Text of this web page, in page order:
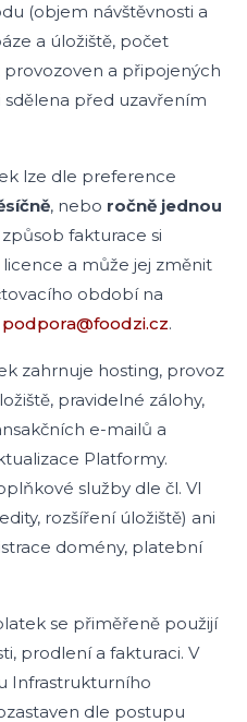
(objem návštěvnosti a
a úložiště, počet
a připojených
před uzavřením
lze dle preference
, nebo ročně jednou
fakturace si
a může jej změnit
období na
podpora@foodzi.cz.
zahrnuje hosting, provoz
pravidelné zálohy,
e-mailů a
Platformy.
služby dle čl. VI
rozšíření úložiště) ani
domény, platební
se přiměřeně použijí
prodlení a fakturaci. V
Infrastrukturního
dle postupu